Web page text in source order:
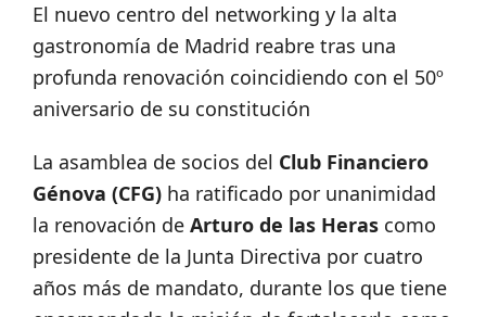
El nuevo centro del networking y la alta
gastronomía de Madrid reabre tras una
profunda renovación coincidiendo con el 50º
aniversario de su constitución
La asamblea de socios del Club Financiero
Génova (CFG) ha ratificado por unanimidad
la renovación de Arturo de las Heras como
presidente de la Junta Directiva por cuatro
años más de mandato, durante los que tiene